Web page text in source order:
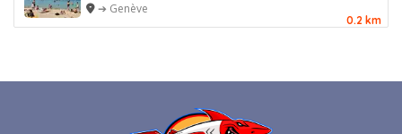
➔ Genève
0.2 km